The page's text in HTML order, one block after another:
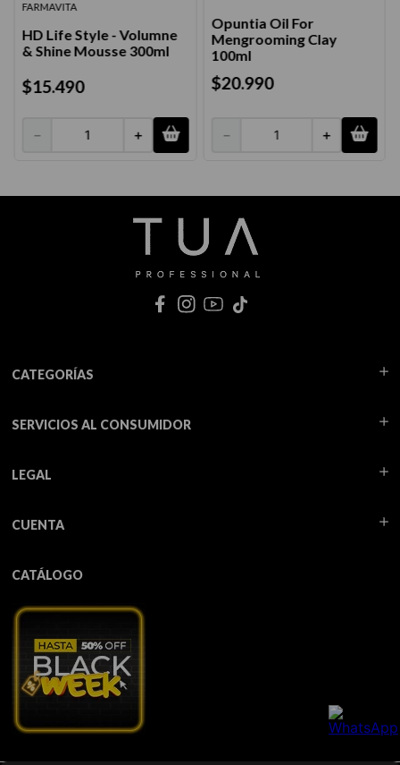
FARMAVITA
HD Life Style - Volumne
& Shine Mousse 300ml
$15.490
＋
－
Opuntia Oil For
Mengrooming Clay
100ml
$20.990
＋
－
CATEGORÍAS
SERVICIOS AL CONSUMIDOR
LEGAL
CUENTA
CATÁLOGO